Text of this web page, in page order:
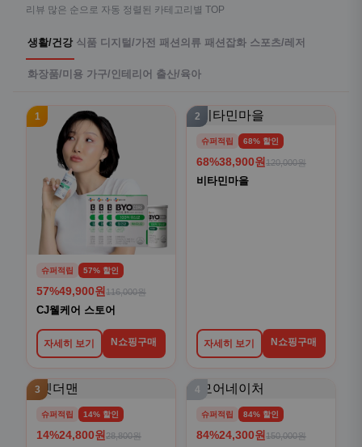
리뷰 많은 순으로 자동 정렬된 카테고리별 TOP
생활/건강 식품 디지털/가전 패션의류 패션잡화 스포츠/레저
화장품/미용 가구/인테리어 출산/육아
1
슈퍼적립 57% 할인
57%49,900원 116,000원
CJ웰케어 스토어
자세히 보기 N쇼핑구매
2
슈퍼적립 68% 할인
68%38,900원 120,000원
비타민마을
자세히 보기 N쇼핑구매
3
슈퍼적립 14% 할인
14%24,800원 28,800원
4
슈퍼적립 84% 할인
84%24,300원 150,000원